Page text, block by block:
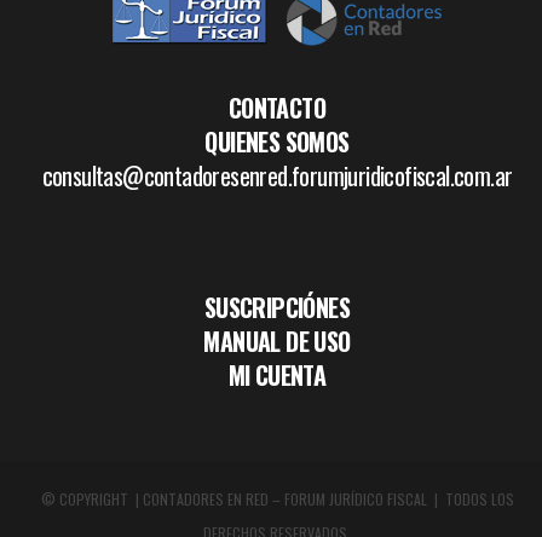
CONTACTO
QUIENES SOMOS
consultas@contadoresenred.forumjuridicofiscal.com.ar
SUSCRIPCIÓNES
MANUAL DE USO
MI CUENTA
© COPYRIGHT | CONTADORES EN RED – FORUM JURÍDICO FISCAL | TODOS LOS
DERECHOS RESERVADOS.